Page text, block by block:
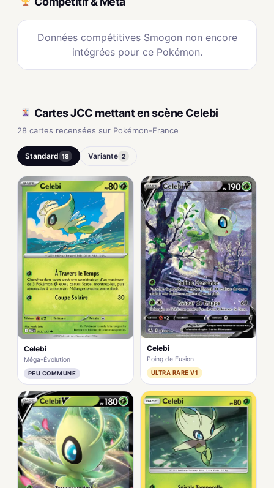
Données compétitives Smogon non encore
intégrées pour ce Pokémon.
Cartes JCC mettant en scène Celebi
28 cartes recensées sur Pokémon-France
Standard 18 Variante 2
Celebi
Méga-Évolution
PEU COMMUNE
Celebi
Poing de Fusion
ULTRA RARE V1